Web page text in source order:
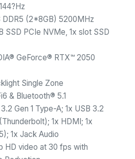
DDR5 (2*8GB) 5200MHz
SSD PCIe NVMe, 1x slot SSD
GeForce® RTX™ 2050
Single Zone
& Bluetooth® 5.1
Gen 1 Type-A; 1x USB 3.2
1x HDMI; 1x
1x Jack Audio
HD video at 30 fps with